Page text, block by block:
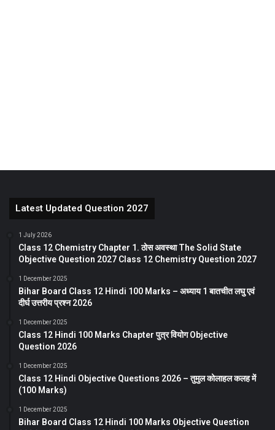
Latest Updated Question 2027
1 July 2026
Class 12 Chemistry Chapter 1. ठोस अवस्था The Solid State
Objective Question 2027 Class 12 Chemistry Question 2027
1 December 2025
Bihar Board Class 12 Hindi 100 Marks – अध्याय 1 बातचीत लघु एवं
दीर्घ उत्तरीय प्रश्न 2026
1 December 2025
Class 12 Hindi 100 Marks Chapter पुत्र वियोग Objective
Question 2026
1 December 2025
Class 12 Hindi Objective Questions 2026 – तुमुल कोलाहल कलह में
(100 Marks)
1 December 2025
Bihar Board Class 12 Hindi 100 Marks Objective Question